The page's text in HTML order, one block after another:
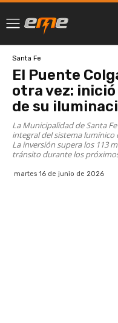
Santa Fe
El Puente
otra vez:
de su
La Municipalidad de Santa
integral del sistema
La inversión supera los 113
tránsito durante los
martes 16 de junio de 2026